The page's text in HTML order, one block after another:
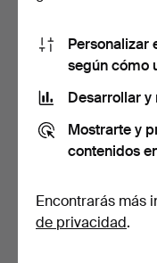
pareja, probablemente
Rusia/Pa…
Personalizar
según cómo
Desarrollar
Mostrarte y
contenidos
Encontrarás más
de privacidad.